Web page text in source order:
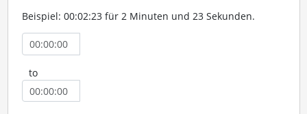
Beispiel: 00:02:23 für 2 Minuten und 23 Sekunden.
to